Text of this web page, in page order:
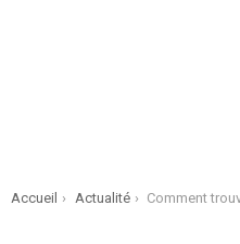
You are here:
Accueil Actualité Comment trouver un annuaire inversé gratuit